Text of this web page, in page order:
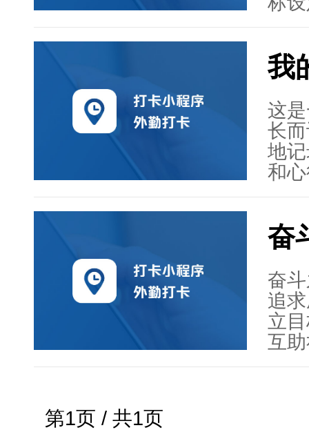
每
性
和
平
达
我
这
长
地
和
长
全
度
程
奋
奋
追
立
互
第1页 / 共1页